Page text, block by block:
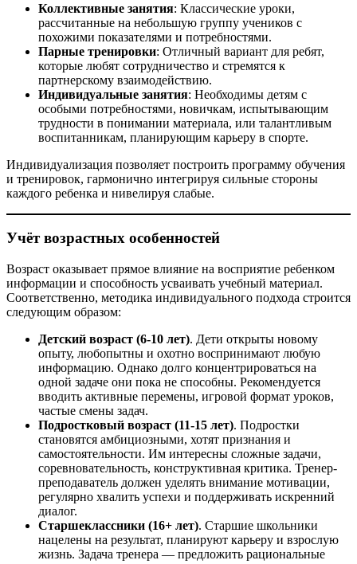
Коллективные занятия: Классические уроки,
рассчитанные на небольшую группу учеников с
похожими показателями и потребностями.
Парные тренировки: Отличный вариант для ребят,
которые любят сотрудничество и стремятся к
партнерскому взаимодействию.
Индивидуальные занятия: Необходимы детям с
особыми потребностями, новичкам, испытывающим
трудности в понимании материала, или талантливым
воспитанникам, планирующим карьеру в спорте.
Индивидуализация позволяет построить программу обучения
и тренировок, гармонично интегрируя сильные стороны
каждого ребенка и нивелируя слабые.
Учёт возрастных особенностей
Возраст оказывает прямое влияние на восприятие ребенком
информации и способность усваивать учебный материал.
Соответственно, методика индивидуального подхода строится
следующим образом:
Детский возраст (6-10 лет). Дети открыты новому
опыту, любопытны и охотно воспринимают любую
информацию. Однако долго концентрироваться на
одной задаче они пока не способны. Рекомендуется
вводить активные перемены, игровой формат уроков,
частые смены задач.
Подростковый возраст (11-15 лет). Подростки
становятся амбициозными, хотят признания и
самостоятельности. Им интересны сложные задачи,
соревновательность, конструктивная критика. Тренер-
преподаватель должен уделять внимание мотивации,
регулярно хвалить успехи и поддерживать искренний
диалог.
Старшеклассники (16+ лет). Старшие школьники
нацелены на результат, планируют карьеру и взрослую
жизнь. Задача тренера — предложить рациональные